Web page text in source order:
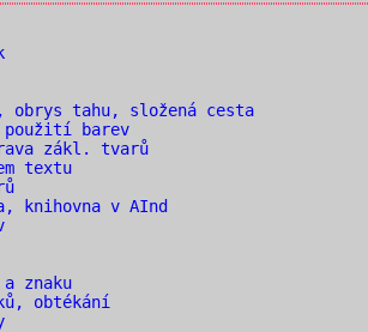
obrys tahu, složená cesta
použití barev
zákl. tvarů
textu
knihovna v AInd
znaku
obtékání